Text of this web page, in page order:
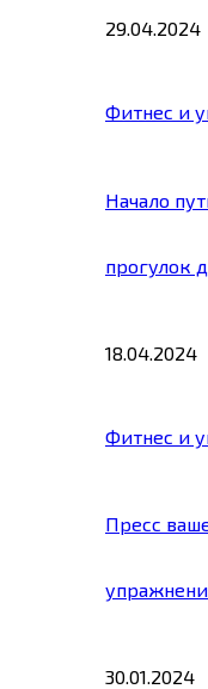
29.04.2024
Фитнес и
Начало
прогулок
18.04.2024
Фитнес и
Пресс
30.01.2024